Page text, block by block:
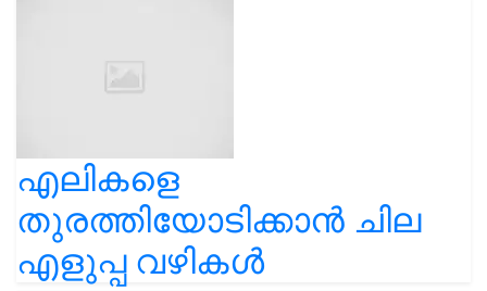
എലികളെ
തുരത്തിയോടിക്കാൻ ചില
എളുപ്പ വഴികൾ